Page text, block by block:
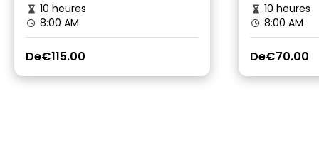
10 heures
8:00 AM
De€115.00
10 heures
8:00 AM
De€70.00